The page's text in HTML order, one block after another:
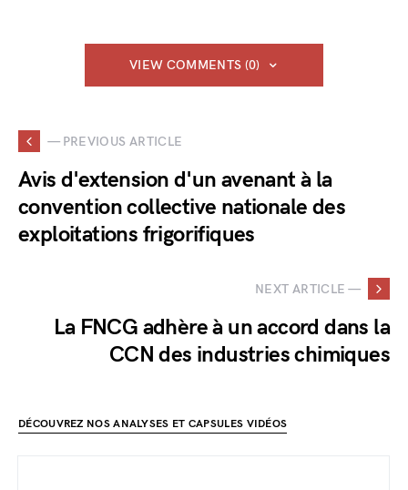
VIEW COMMENTS (0)
— PREVIOUS ARTICLE
Avis d'extension d'un avenant à la
convention collective nationale des
exploitations frigorifiques
NEXT ARTICLE —
La FNCG adhère à un accord dans la
CCN des industries chimiques
DÉCOUVREZ NOS ANALYSES ET CAPSULES VIDÉOS